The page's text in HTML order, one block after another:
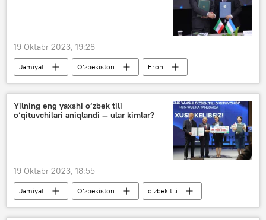
19 Oktabr 2023, 19:28
Jamiyat O‘zbekiston
Eron
Oliy ta’lim, fan va innovatsiyalar vazirligi
ta’lim
Yilning eng yaxshi o‘zbek tili
o‘qituvchilari aniqlandi — ular kimlar?
19 Oktabr 2023, 18:55
Jamiyat O‘zbekiston
o‘zbek tili
o‘qituvchilar
maktab